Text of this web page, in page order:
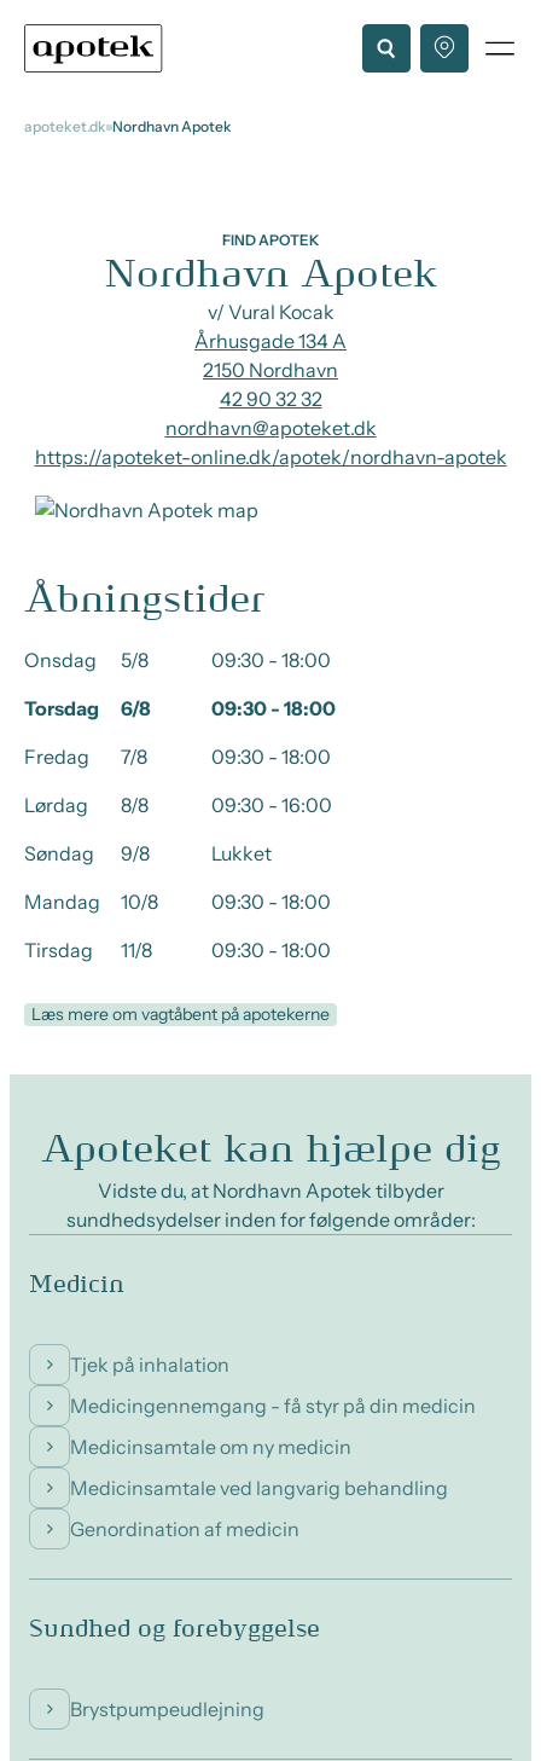
apoteket.dk Nordhavn Apotek
FIND APOTEK
Nordhavn Apotek
v/ Vural Kocak
Århusgade 134 A
2150 Nordhavn
42 90 32 32
nordhavn@apoteket.dk
https://apoteket-online.dk/apotek/nordhavn-apotek
Åbningstider
Onsdag 5/8
09:30 - 18:00
Torsdag
6/8
09:30 - 18:00
Fredag
7/8
09:30 - 18:00
Lørdag
8/8
09:30 - 16:00
Søndag
9/8
Lukket
Mandag
10/8
09:30 - 18:00
Tirsdag
11/8 09:30 - 18:00
Læs mere om vagtåbent på apotekerne
Apoteket kan hjælpe dig
Vidste du, at Nordhavn Apotek tilbyder
sundhedsydelser inden for følgende områder:
Medicin
Tjek på inhalation
Medicingennemgang - få styr på din medicin
Medicinsamtale om ny medicin
Medicinsamtale ved langvarig behandling
Genordination af medicin
Sundhed og forebyggelse
Brystpumpeudlejning